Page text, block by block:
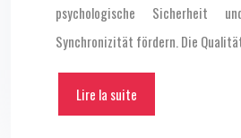
psychologische Sicherheit
Synchronizität fördern. Die
Lire la suite